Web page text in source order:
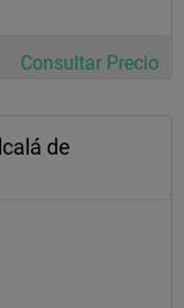
Consultar Precio
de